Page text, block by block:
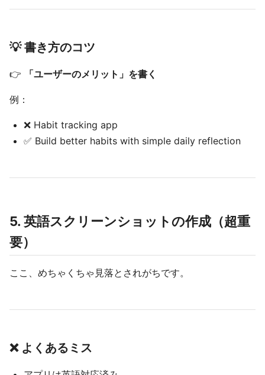
💡 書き方のコツ
👉 「ユーザーのメリット」を書く
例：
❌ Habit tracking app
✅ Build better habits with simple daily reflection
5. 英語スクリーンショットの作成（超重
要）
ここ、めちゃくちゃ見落とされがちです。
❌ よくあるミス